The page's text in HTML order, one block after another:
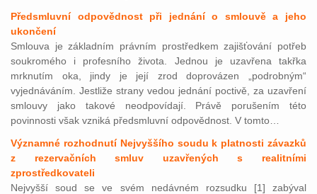
Předsmluvní odpovědnost při jednání o smlouvě a jeho
ukončení
Smlouva je základním právním prostředkem zajišťování potřeb
soukromého i profesního života. Jednou je uzavřena takřka
mrknutím oka, jindy je její zrod doprovázen „podrobným“
vyjednáváním. Jestliže strany vedou jednání poctivě, za uzavření
smlouvy jako takové neodpovídají. Právě porušením této
povinnosti však vzniká předsmluvní odpovědnost. V tomto…
Významné rozhodnutí Nejvyššího soudu k platnosti závazků
z rezervačních smluv uzavřených s realitními
zprostředkovateli
Nejvyšší soud se ve svém nedávném rozsudku [1] zabýval